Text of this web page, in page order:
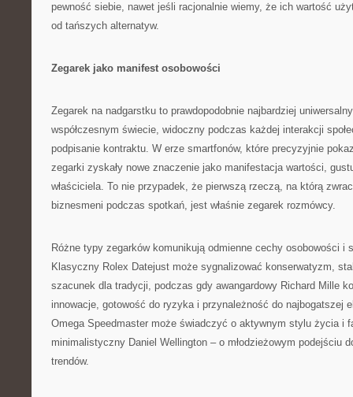
pewność siebie, nawet jeśli racjonalnie wiemy, że ich wartość
od tańszych alternatyw.
Zegarek jako manifest osobowości
Zegarek na nadgarstku to prawdopodobnie najbardziej
współczesnym świecie, widoczny podczas każdej interakcji
podpisanie kontraktu. W erze smartfonów, które precyzyjnie
zegarki zyskały nowe znaczenie jako manifestacja wartości,
właściciela. To nie przypadek, że pierwszą rzeczą, na którą
biznesmeni podczas spotkań, jest właśnie zegarek rozmówcy.
Różne typy zegarków komunikują odmienne cechy osobowości i
Klasyczny Rolex Datejust może sygnalizować konserwatyzm,
szacunek dla tradycji, podczas gdy awangardowy Richard Mille
innowacje, gotowość do ryzyka i przynależność do najbogatszej
Omega Speedmaster może świadczyć o aktywnym stylu życia i
minimalistyczny Daniel Wellington – o młodzieżowym podejściu
trendów.